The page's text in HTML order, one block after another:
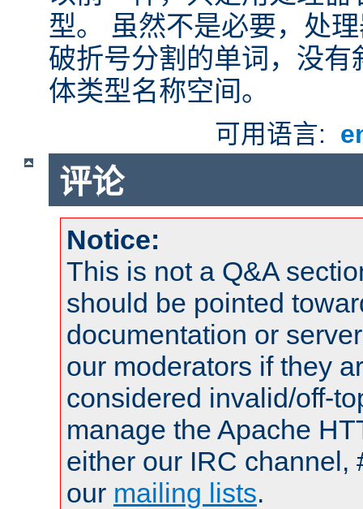
型。 虽然不是必要，处
破折号分割的单词，没
体类型名称空间。
可用语言:
评论
Notice:
This is not a Q&A
should be pointed
documentation or
our moderators if they
considered invalid/off-
manage the Apache
either our IRC channel,
our mailing lists.